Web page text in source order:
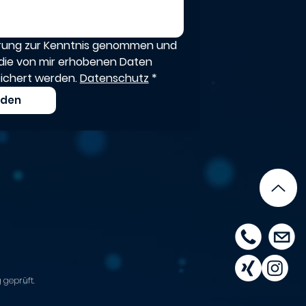
zur Kenntnis genommen und
von mir erhobenen Daten
werden. Datenschutz *
geprüft.